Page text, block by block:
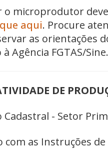
microprodutor
aqui. Procure
as orientações
Agência FGTAS/Sine.
DE
Cadastral - Setor
com as Instruções